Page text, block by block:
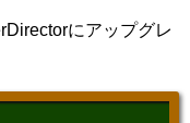
にアップグレ